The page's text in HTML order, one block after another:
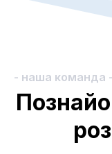
- наша команда -